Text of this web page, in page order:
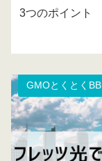
3つのポイント
GMOとくとくBB